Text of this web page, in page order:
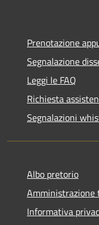
Prenotazione
Segnalazione
Leggi le FAQ
Richiesta
Segnalazioni
Albo pretorio
Amministrazione
Informativa